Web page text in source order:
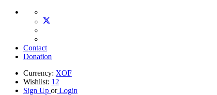
Contact
Donation
Currency: XOF
Wishlist: 12
Sign Up orLogin